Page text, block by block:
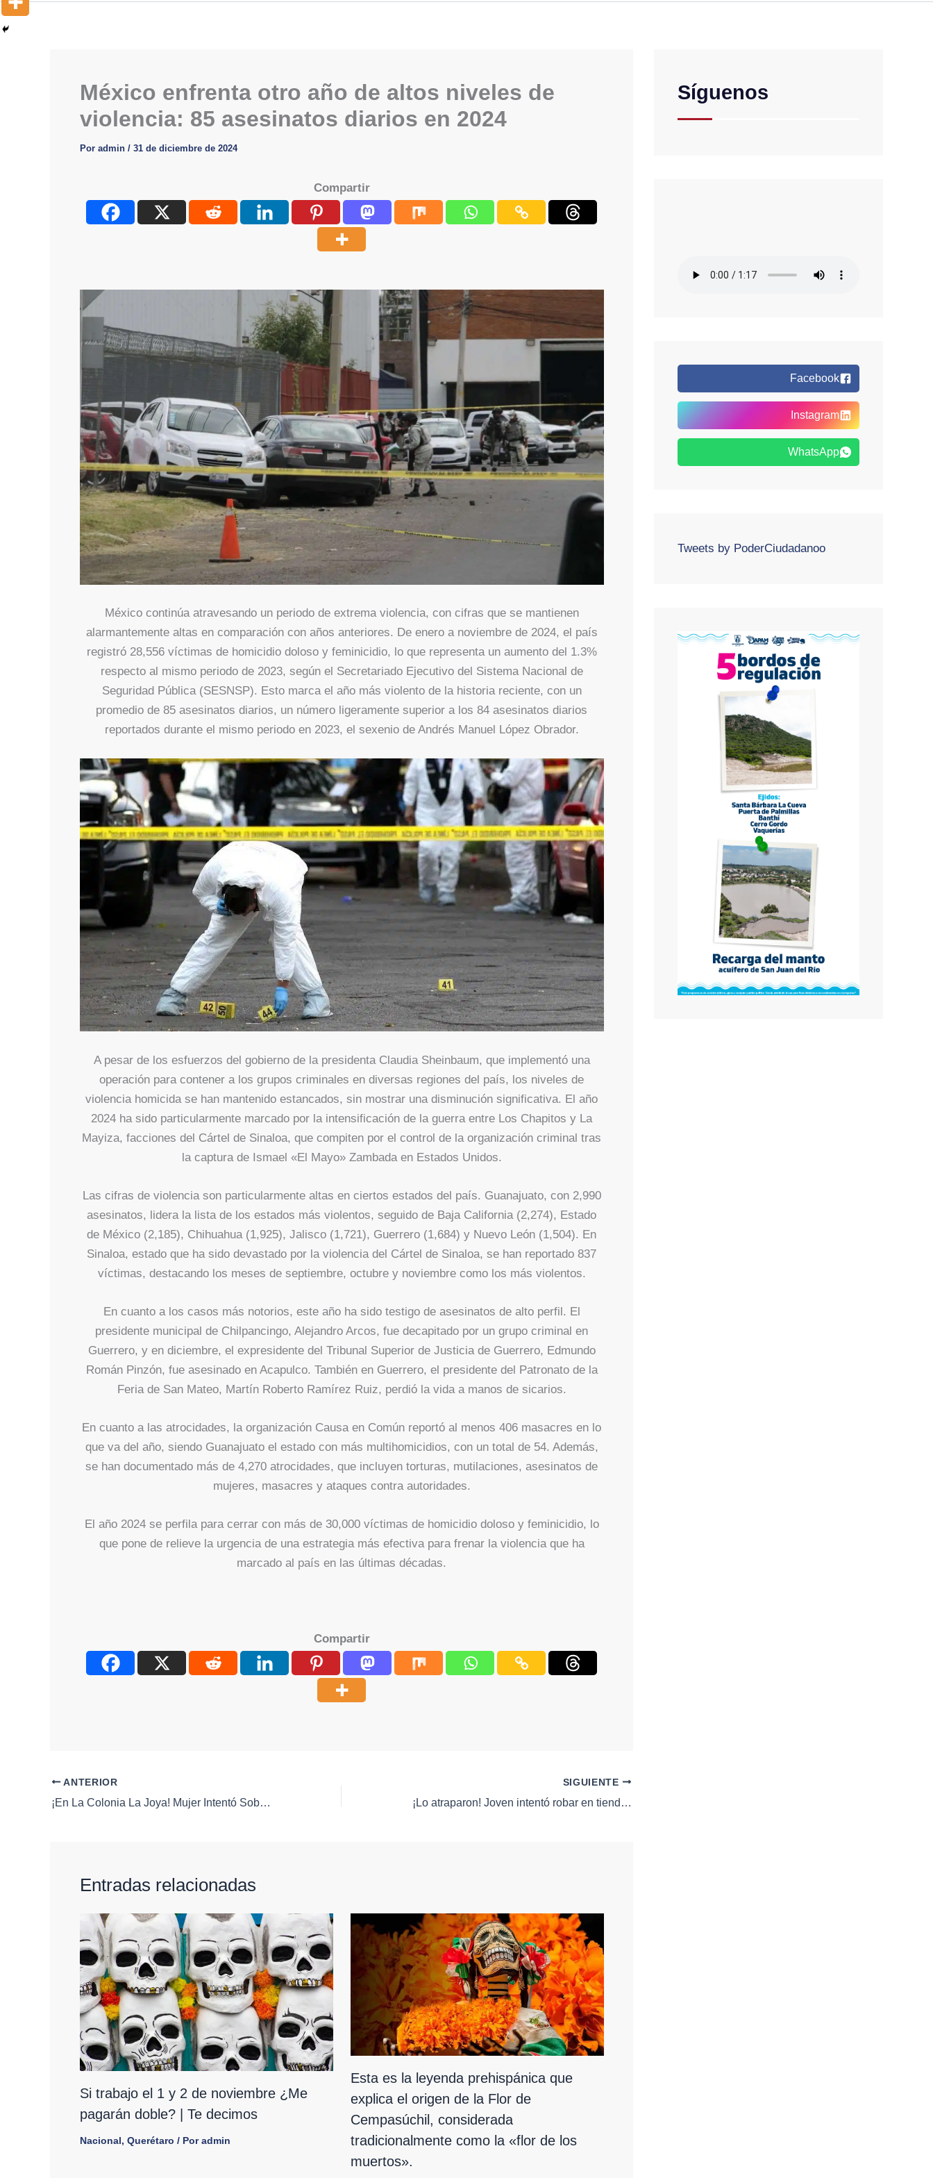
México enfrenta otro año de altos niveles de
violencia: 85 asesinatos diarios en 2024
Por admin / 31 de diciembre de 2024
Compartir
México continúa atravesando un periodo de extrema violencia, con cifras que se mantienen
alarmantemente altas en comparación con años anteriores. De enero a noviembre de 2024, el país
registró 28,556 víctimas de homicidio doloso y feminicidio, lo que representa un aumento del 1.3%
respecto al mismo periodo de 2023, según el Secretariado Ejecutivo del Sistema Nacional de
Seguridad Pública (SESNSP). Esto marca el año más violento de la historia reciente, con un
promedio de 85 asesinatos diarios, un número ligeramente superior a los 84 asesinatos diarios
reportados durante el mismo periodo en 2023, el sexenio de Andrés Manuel López Obrador.
A pesar de los esfuerzos del gobierno de la presidenta Claudia Sheinbaum, que implementó una
operación para contener a los grupos criminales en diversas regiones del país, los niveles de
violencia homicida se han mantenido estancados, sin mostrar una disminución significativa. El año
2024 ha sido particularmente marcado por la intensificación de la guerra entre Los Chapitos y La
Mayiza, facciones del Cártel de Sinaloa, que compiten por el control de la organización criminal tras
la captura de Ismael «El Mayo» Zambada en Estados Unidos.
Las cifras de violencia son particularmente altas en ciertos estados del país. Guanajuato, con 2,990
asesinatos, lidera la lista de los estados más violentos, seguido de Baja California (2,274), Estado
de México (2,185), Chihuahua (1,925), Jalisco (1,721), Guerrero (1,684) y Nuevo León (1,504). En
Sinaloa, estado que ha sido devastado por la violencia del Cártel de Sinaloa, se han reportado 837
víctimas, destacando los meses de septiembre, octubre y noviembre como los más violentos.
En cuanto a los casos más notorios, este año ha sido testigo de asesinatos de alto perfil. El
presidente municipal de Chilpancingo, Alejandro Arcos, fue decapitado por un grupo criminal en
Guerrero, y en diciembre, el expresidente del Tribunal Superior de Justicia de Guerrero, Edmundo
Román Pinzón, fue asesinado en Acapulco. También en Guerrero, el presidente del Patronato de la
Feria de San Mateo, Martín Roberto Ramírez Ruiz, perdió la vida a manos de sicarios.
En cuanto a las atrocidades, la organización Causa en Común reportó al menos 406 masacres en lo
que va del año, siendo Guanajuato el estado con más multihomicidios, con un total de 54. Además,
se han documentado más de 4,270 atrocidades, que incluyen torturas, mutilaciones, asesinatos de
mujeres, masacres y ataques contra autoridades.
El año 2024 se perfila para cerrar con más de 30,000 víctimas de homicidio doloso y feminicidio, lo
que pone de relieve la urgencia de una estrategia más efectiva para frenar la violencia que ha
marcado al país en las últimas décadas.
Compartir
ANTERIOR
¡En La Colonia La Joya! Mujer Intentó Sobornar a Policías para Evitar Sanción y Terminó Detenida
SIGUIENTE
¡Lo atraparon! Joven intentó robar en tienda de San Juan del Río y terminó tras las rejas
Entradas relacionadas
Si trabajo el 1 y 2 de noviembre ¿Me
pagarán doble? | Te decimos
Nacional, Querétaro / Poradmin
Esta es la leyenda prehispánica que
explica el origen de la Flor de
Cempasúchil, considerada
tradicionalmente como la «flor de los
muertos».
Síguenos
Facebook
Instagram
WhatsApp
Tweets by PoderCiudadanoo